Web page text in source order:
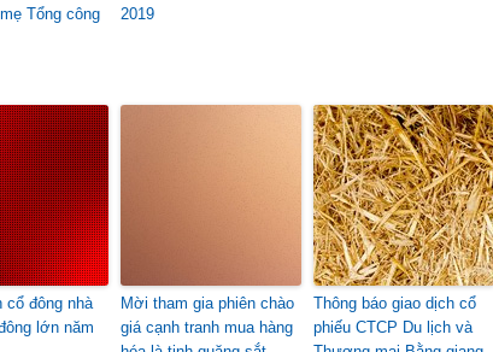
Tổng công
2019
cổ đông nhà
lớn năm
Mời tham gia phiên chào
giá cạnh tranh mua hàng
Thông báo giao dịch cổ
phiếu CTCP Du lịch và